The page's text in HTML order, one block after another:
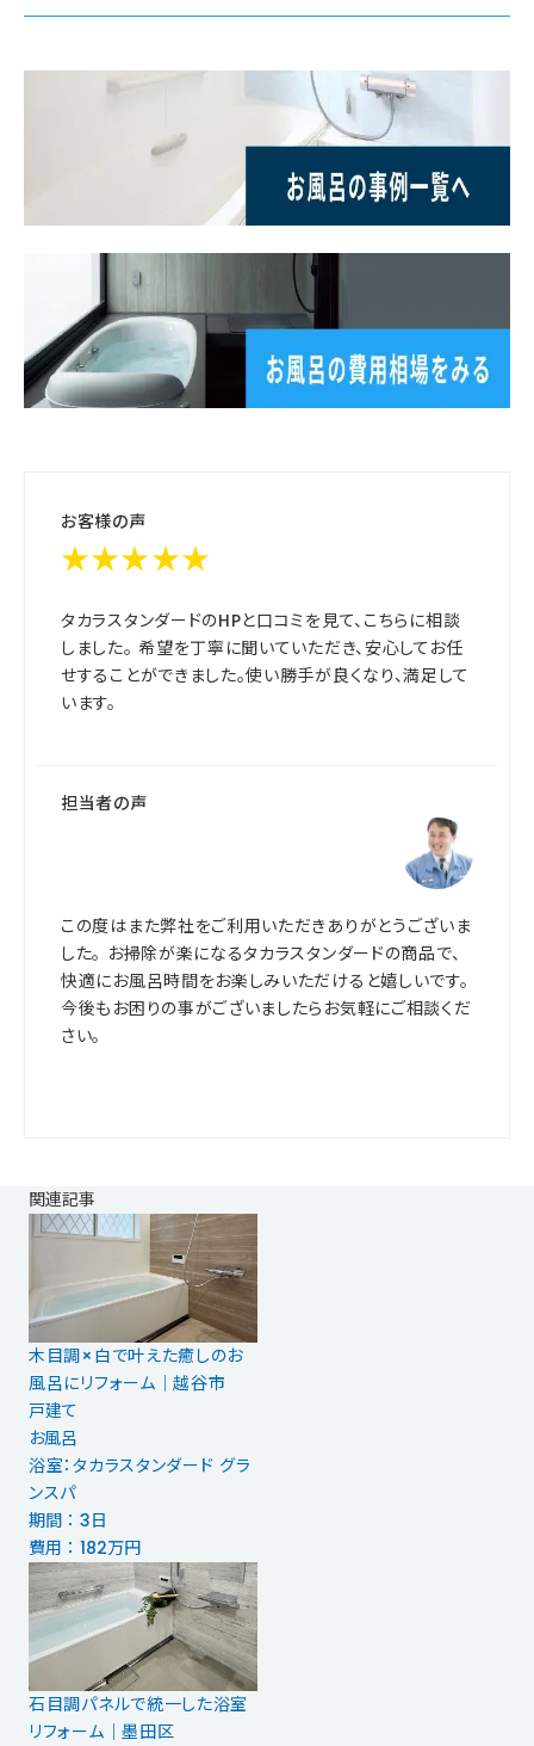
お客様の声
★★★★★
タカラスタンダードのHPと口コミを見て、こちらに相談
しました。 希望を丁寧に聞いていただき、安心してお任
せすることができました。使い勝手が良くなり、満足して
います。
担当者の声
この度はまた弊社をご利用いただきありがとうございま
した。 お掃除が楽になるタカラスタンダードの商品で、
快適にお風呂時間をお楽しみいただけると嬉しいです。
今後もお困りの事がございましたらお気軽にご相談くだ
さい。
関連記事
木目調×白で叶えた癒しのお
風呂にリフォーム｜越谷市
戸建て
お風呂
浴室：タカラスタンダード グラ
ンスパ
期間 ： 3日
費用 ： 182万円
石目調パネルで統一した浴室
リフォーム｜墨田区